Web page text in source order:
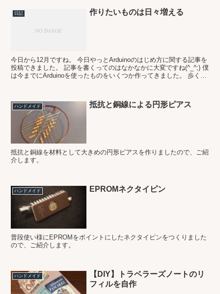
日記 作りたいものは日々増える
今日から12月ですね。 今日やっとArduinoのはじめ方に関する記事を
投稿できました。 記事を書くってのはなかなかに大変ですね(^_^;) 僕
は今までにArduinoを使ったものをいくつか作ってきました。 歩くと
ハンドメイド 抵抗と銅線による円形ピアス
抵抗と銅線を材料として大きめの円形ピアスを作りましたので、ご紹
介します。
ハンドメイド EPROMネクタイピン
普段使い様にEPROMをポイントにしたネクタイピンをつくりました
ので、ご紹介します。
ハンドメイド
【DIY】トラベラーズノートのリ
フィルを自作